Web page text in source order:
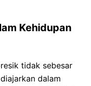
Kehidupan
tidak sebesar
dalam